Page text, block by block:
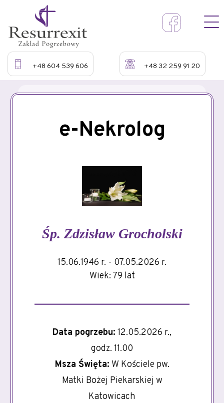
+48 604 539 606 +48 32 259 91 20
e-Nekrolog
Śp. Zdzisław Grocholski
15.06.1946 r. - 07.05.2026 r.
Wiek: 79 lat
Data pogrzebu: 12.05.2026 r.,
godz. 11.00
Msza Święta: W Kościele pw.
Matki Bożej Piekarskiej w
Katowicach